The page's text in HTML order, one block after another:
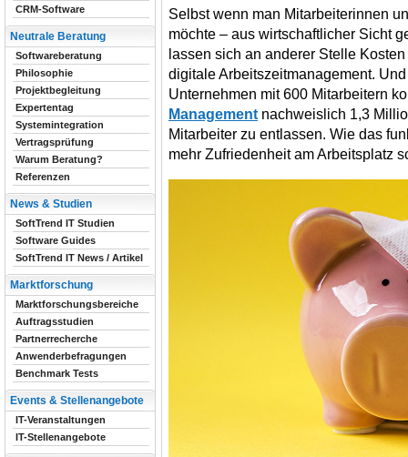
Selbst wenn man Mitarbeiterinnen
möchte – aus wirtschaftlicher Sicht
lassen sich an anderer Stelle
digitale Arbeitszeitmanagement.
Unternehmen mit 600 Mitarbeitern
Management nachweislich 1,3
Mitarbeiter zu entlassen. Wie das
mehr Zufriedenheit am Arbeitsplatz
CRM-Software
Neutrale Beratung
Softwareberatung
Philosophie
Projektbegleitung
Expertentag
Systemintegration
Vertragsprüfung
Warum Beratung?
Referenzen
News & Studien
SoftTrend IT Studien
Software Guides
SoftTrend IT News / Artikel
Marktforschung
Marktforschungsbereiche
Auftragsstudien
Partnerrecherche
Anwenderbefragungen
Benchmark Tests
Events & Stellenangebote
IT-Veranstaltungen
IT-Stellenangebote